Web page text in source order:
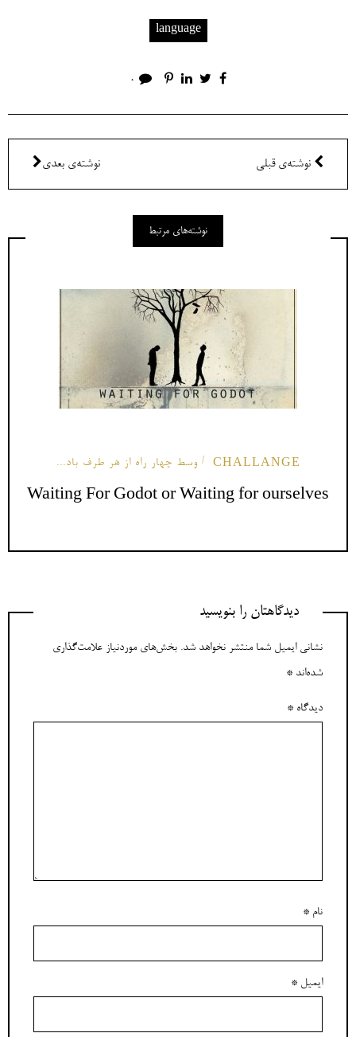
language
0
نوشته‌ی قبلی نوشته‌ی بعدی
نوشته‌های مرتبط
CHALLANGE وسط چهار راه از هر طرف باد...
Waiting For Godot or Waiting for ourselves
دیدگاهتان را بنویسید
نشانی ایمیل شما منتشر نخواهد شد. بخش‌های موردنیاز علامت‌گذاری
شده‌اند *
دیدگاه *
نام *
ایمیل *